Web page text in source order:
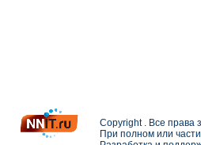
Copyright . Все
При полном или